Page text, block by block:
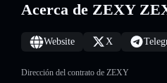
Acerca de ZEXY
Website X
Dirección del contrato de ZEXY